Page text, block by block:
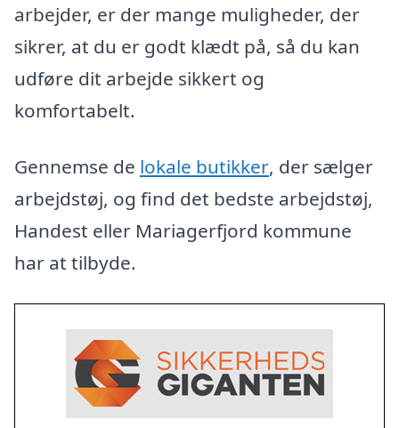
arbejder, er der mange muligheder, der
sikrer, at du er godt klædt på, så du kan
udføre dit arbejde sikkert og
komfortabelt.
Gennemse de lokale butikker, der sælger
arbejdstøj, og find det bedste arbejdstøj,
Handest eller Mariagerfjord kommune
har at tilbyde.